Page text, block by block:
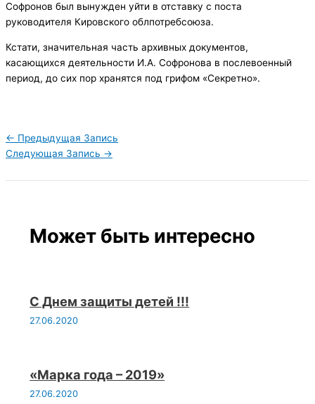
Софронов был вынужден уйти в отставку с поста
руководителя Кировского облпотребсоюза.
Кстати, значительная часть архивных документов,
касающихся деятельности И.А. Софронова в послевоенный
период, до сих пор хранятся под грифом «Секретно».
← Предыдущая Запись
Следующая Запись →
Может быть интересно
С Днем защиты детей !!!
27.06.2020
«Марка года – 2019»
27.06.2020